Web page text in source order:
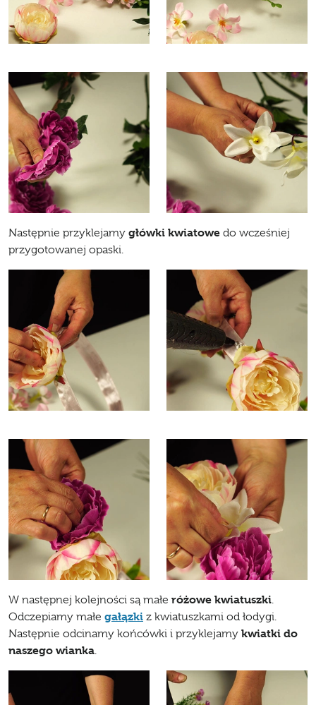
Następnie przyklejamy główki kwiatowe do wcześniej
przygotowanej opaski.
W następnej kolejności są małe różowe kwiatuszki.
Odczepiamy małe gałązki z kwiatuszkami od łodygi.
Następnie odcinamy końcówki i przyklejamy kwiatki do
naszego wianka.